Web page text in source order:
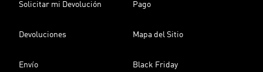
Solicitar mi Devolución Pago
Devoluciones Mapa del Sitio
Envío Black Friday